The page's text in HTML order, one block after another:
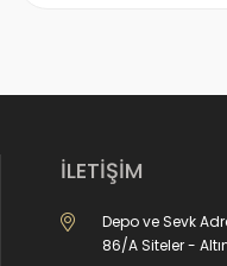
İLETİŞİM
Depo ve Sevk
86/A Siteler -